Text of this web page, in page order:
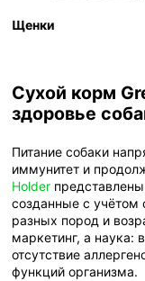
Щенки
Сухой корм
здоровье
Питание собаки
иммунитет и
Holder
созданные с учётом
разных пород и
маркетинг, а наука:
отсутствие
функций организма.